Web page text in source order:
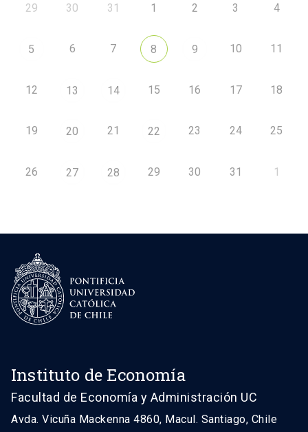
29 30 31 1 2 3 4
5 6 7 8 9 10 11
12 13 14 15 16 17 18
19 20 21 22 23 24 25
26 27 28 29 30 31 1
Instituto de Economía
Facultad de Economía y Administración UC
Avda. Vicuña Mackenna 4860, Macul. Santiago, Chile